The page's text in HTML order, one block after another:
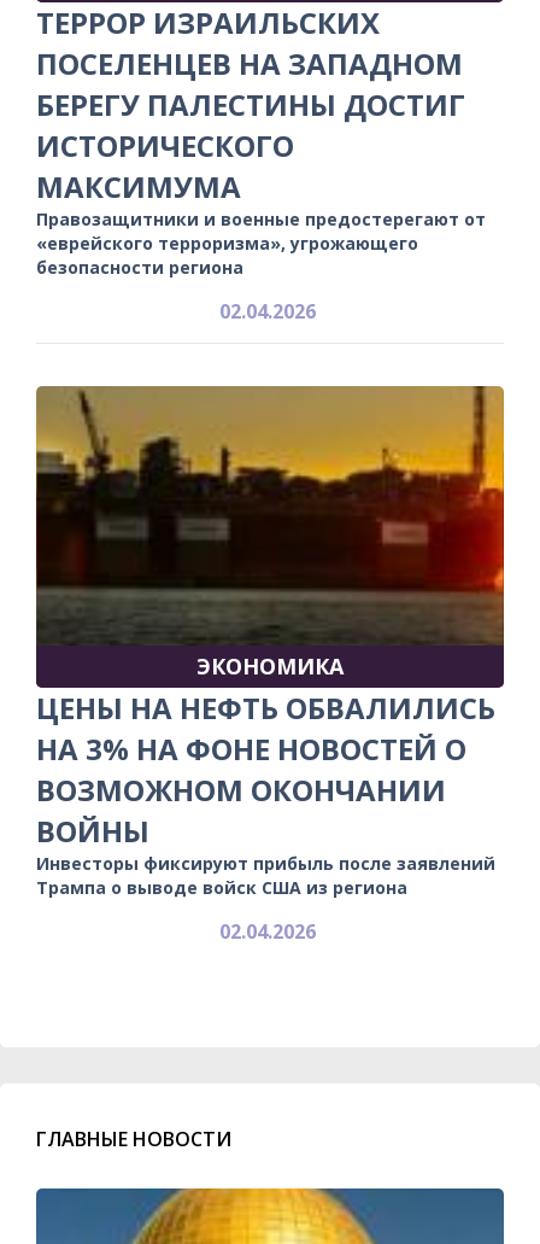
ТЕРРОР ИЗРАИЛЬСКИХ
ПОСЕЛЕНЦЕВ НА ЗАПАДНОМ
БЕРЕГУ ПАЛЕСТИНЫ ДОСТИГ
ИСТОРИЧЕСКОГО
МАКСИМУМА
Правозащитники и военные предостерегают от
«еврейского терроризма», угрожающего
безопасности региона
02.04.2026
ЭКОНОМИКА
ЦЕНЫ НА НЕФТЬ ОБВАЛИЛИСЬ
НА 3% НА ФОНЕ НОВОСТЕЙ О
ВОЗМОЖНОМ ОКОНЧАНИИ
ВОЙНЫ
Инвесторы фиксируют прибыль после заявлений
Трампа о выводе войск США из региона
02.04.2026
ГЛАВНЫЕ НОВОСТИ